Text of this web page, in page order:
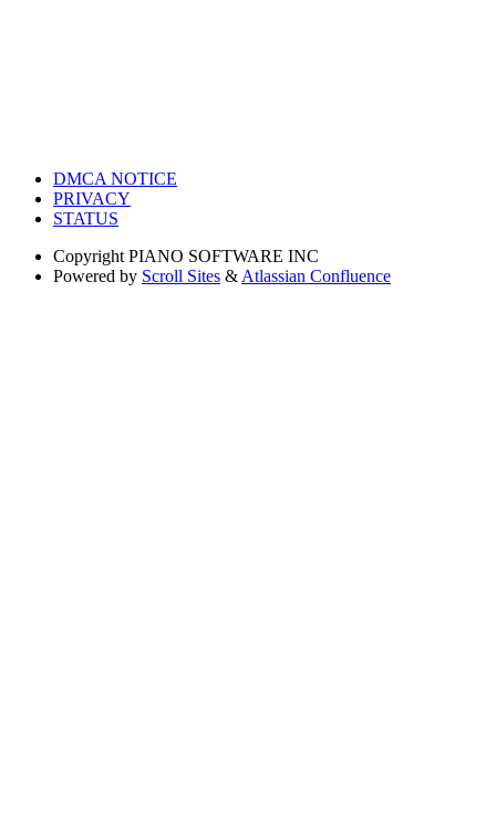
DMCA NOTICE
PRIVACY
STATUS
Copyright PIANO SOFTWARE INC
Powered by Scroll Sites & Atlassian Confluence